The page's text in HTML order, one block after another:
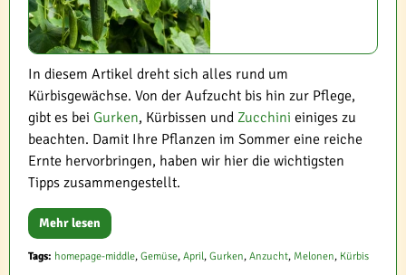
In diesem Artikel dreht sich alles rund um
Kürbisgewächse. Von der Aufzucht bis hin zur Pflege,
gibt es bei Gurken, Kürbissen und Zucchini einiges zu
beachten. Damit Ihre Pflanzen im Sommer eine reiche
Ernte hervorbringen, haben wir hier die wichtigsten
Tipps zusammengestellt.
Mehr lesen
Tags: homepage-middle, Gemüse, April, Gurken, Anzucht, Melonen, Kürbis